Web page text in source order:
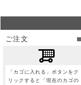
ご注文
「カゴに入れる」ボタンをク
リックすると「現在のカゴの